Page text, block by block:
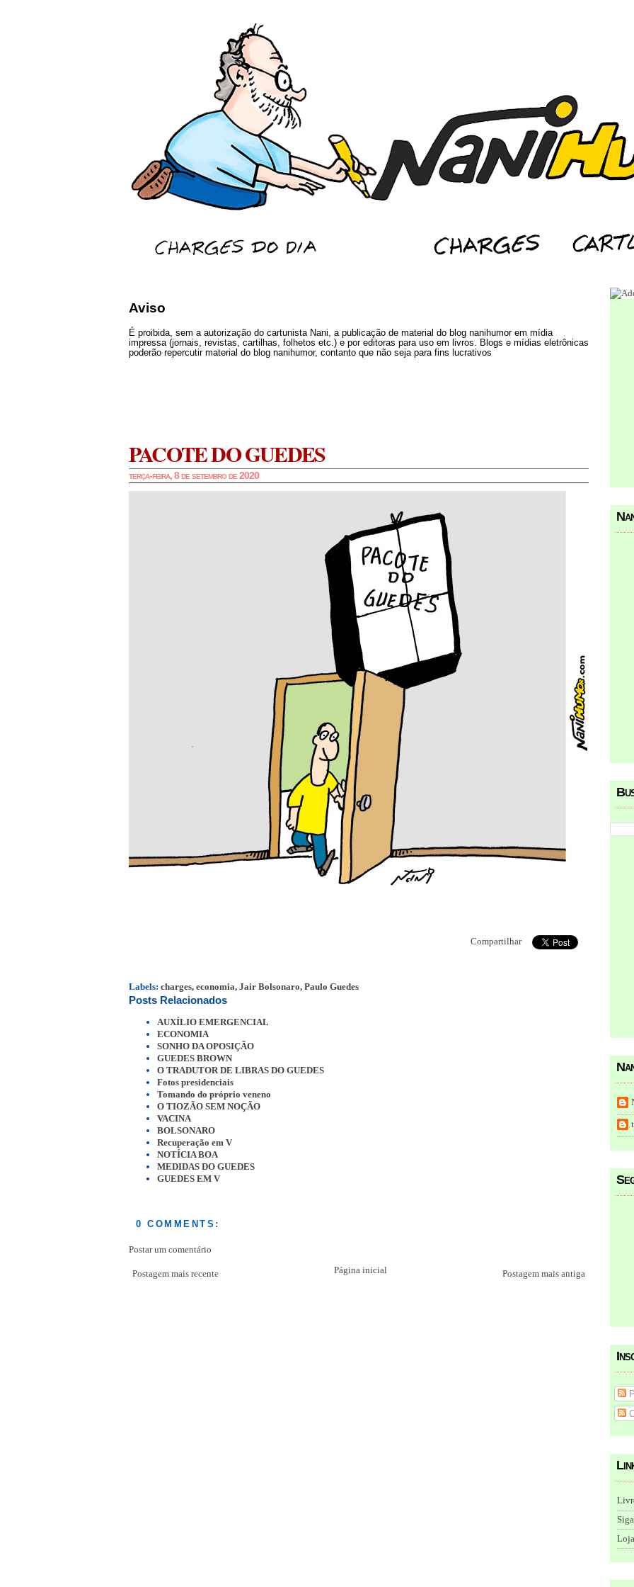
Aviso
É proibida, sem a autorização do cartunista Nani, a publicação de material do blog nanihumor em mídia
impressa (jornais, revistas, cartilhas, folhetos etc.) e por editoras para uso em livros. Blogs e mídias eletrônicas
poderão repercutir material do blog nanihumor, contanto que não seja para fins lucrativos
PACOTE DO GUEDES
terça-feira, 8 de setembro de 2020
Compartilhar
Labels: charges, economia, Jair Bolsonaro, Paulo Guedes
Posts Relacionados
AUXÍLIO EMERGENCIAL
ECONOMIA
SONHO DA OPOSIÇÃO
GUEDES BROWN
O TRADUTOR DE LIBRAS DO GUEDES
Fotos presidenciais
Tomando do próprio veneno
O TIOZÃO SEM NOÇÃO
VACINA
BOLSONARO
Recuperação em V
NOTÍCIA BOA
MEDIDAS DO GUEDES
GUEDES EM V
0 COMMENTS:
Postar um comentário
Postagem mais recente Postagem mais antiga
Página inicial